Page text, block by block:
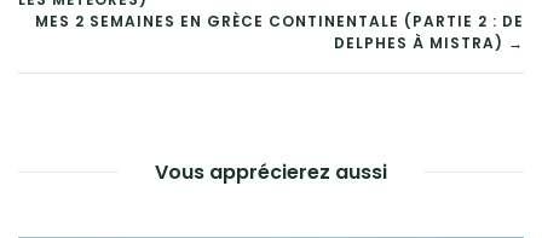
DE
L’ARTICLE
MES 2 SEMAINES EN GRÈCE CONTINENTALE (PARTIE 2 : DE
DELPHES À MISTRA) →
Vous apprécierez aussi